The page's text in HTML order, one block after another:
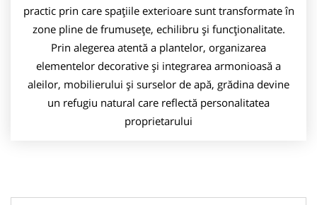
practic prin care spațiile exterioare sunt transformate în
zone pline de frumusețe, echilibru și funcționalitate.
Prin alegerea atentă a plantelor, organizarea
elementelor decorative și integrarea armonioasă a
aleilor, mobilierului și surselor de apă, grădina devine
un refugiu natural care reflectă personalitatea
proprietarului